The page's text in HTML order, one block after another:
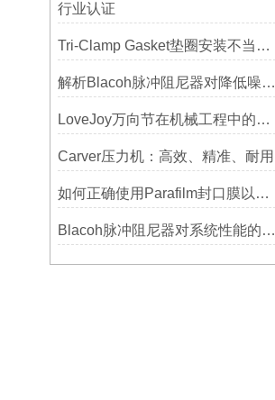
行业认证
Tri-Clamp Gasket垫圈安装不当导致的泄漏问题及预防
解析Blacoh脉冲阻尼器对降低噪音的显著作用
LoveJoy万向节在机械工程中的重要性
Carver压力机：高效、精准、耐用
如何正确使用Parafilm封口膜以确保实验结果的准确性？
Blacoh脉冲阻尼器对系统性能的影响分析